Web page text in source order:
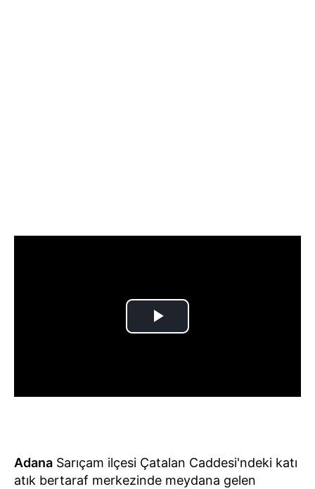
Adana Sarıçam ilçesi Çatalan Caddesi'ndeki katı
atık bertaraf merkezinde meydana gelen